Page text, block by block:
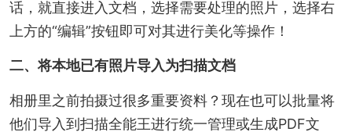
话，就直接进入文档，选择需要处理的照片，选择右
上方的“编辑”按钮即可对其进行美化等操作！
二、将本地已有照片导入为扫描文档
相册里之前拍摄过很多重要资料？现在也可以批量将
他们导入到扫描全能王进行统一管理或生成PDF文